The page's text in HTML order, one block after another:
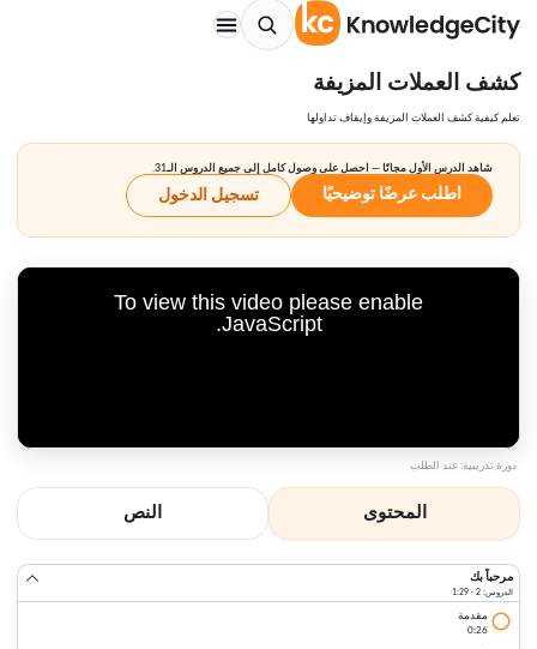
كشف العملات المزيفة
تعلم كيفية كشف العملات المزيفة وإيقاف تداولها
شاهد الدرس الأول مجانًا — احصل على وصول كامل إلى جميع الدروس الـ31.
اطلب عرضًا توضيحيًا تسجيل الدخول
To view this video please enable
JavaScript.
دورة تدريبية: عند الطلب
المحتوى النص
مرحباً بك
الدروس: 2 · 1:29
مقدمة
0:26